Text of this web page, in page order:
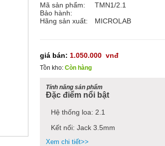
Mã sản phẩm:
TMN1/2.1
Bảo hành:
Hãng sản xuất:
MICROLAB
giá bán: 1.050.000 vnđ
Tồn kho: Còn hàng
Tính năng sản phẩm
Đặc điểm nổi bật
Hệ thống loa: 2.1
Kết nối: Jack 3.5mm
Xem chi tiết>>